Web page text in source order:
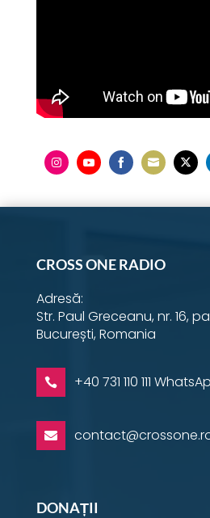
on
on
on
on
on
CROSS ONE RADIO
Adresă:
Str. Paul Greceanu, nr. 16,
București, Romania
 +40 731 110 111

DONAȚII